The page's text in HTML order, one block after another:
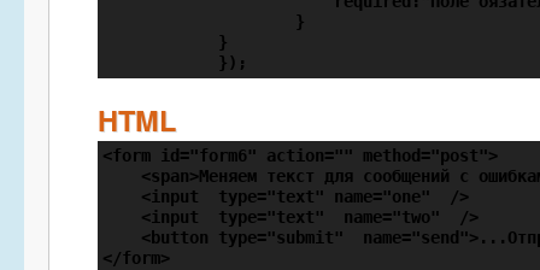
                    }
            }
HTML
<form id="form6" action="" method="post">
<span>Меняем текст для сообщений с
    <input  type="text" name="one"  />
    <input  type="text"  name="two"  />
<button type="submit"
</form>